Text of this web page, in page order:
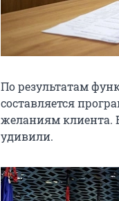
По результатам
составляется
желаниям клиента.
удивили.